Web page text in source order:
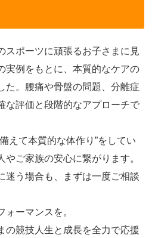
スポーツに頑張るお子さまに見
実例をもとに、本質的なケアの
た。腰痛や骨盤の問題、分離症
評価と段階的なアプローチで
えて本質的な体作り”をしてい
やご家族の安心に繋がります。
迷う場合も、まずは一度ご相談
ーマンスを。
の競技人生と成長を全力で応援